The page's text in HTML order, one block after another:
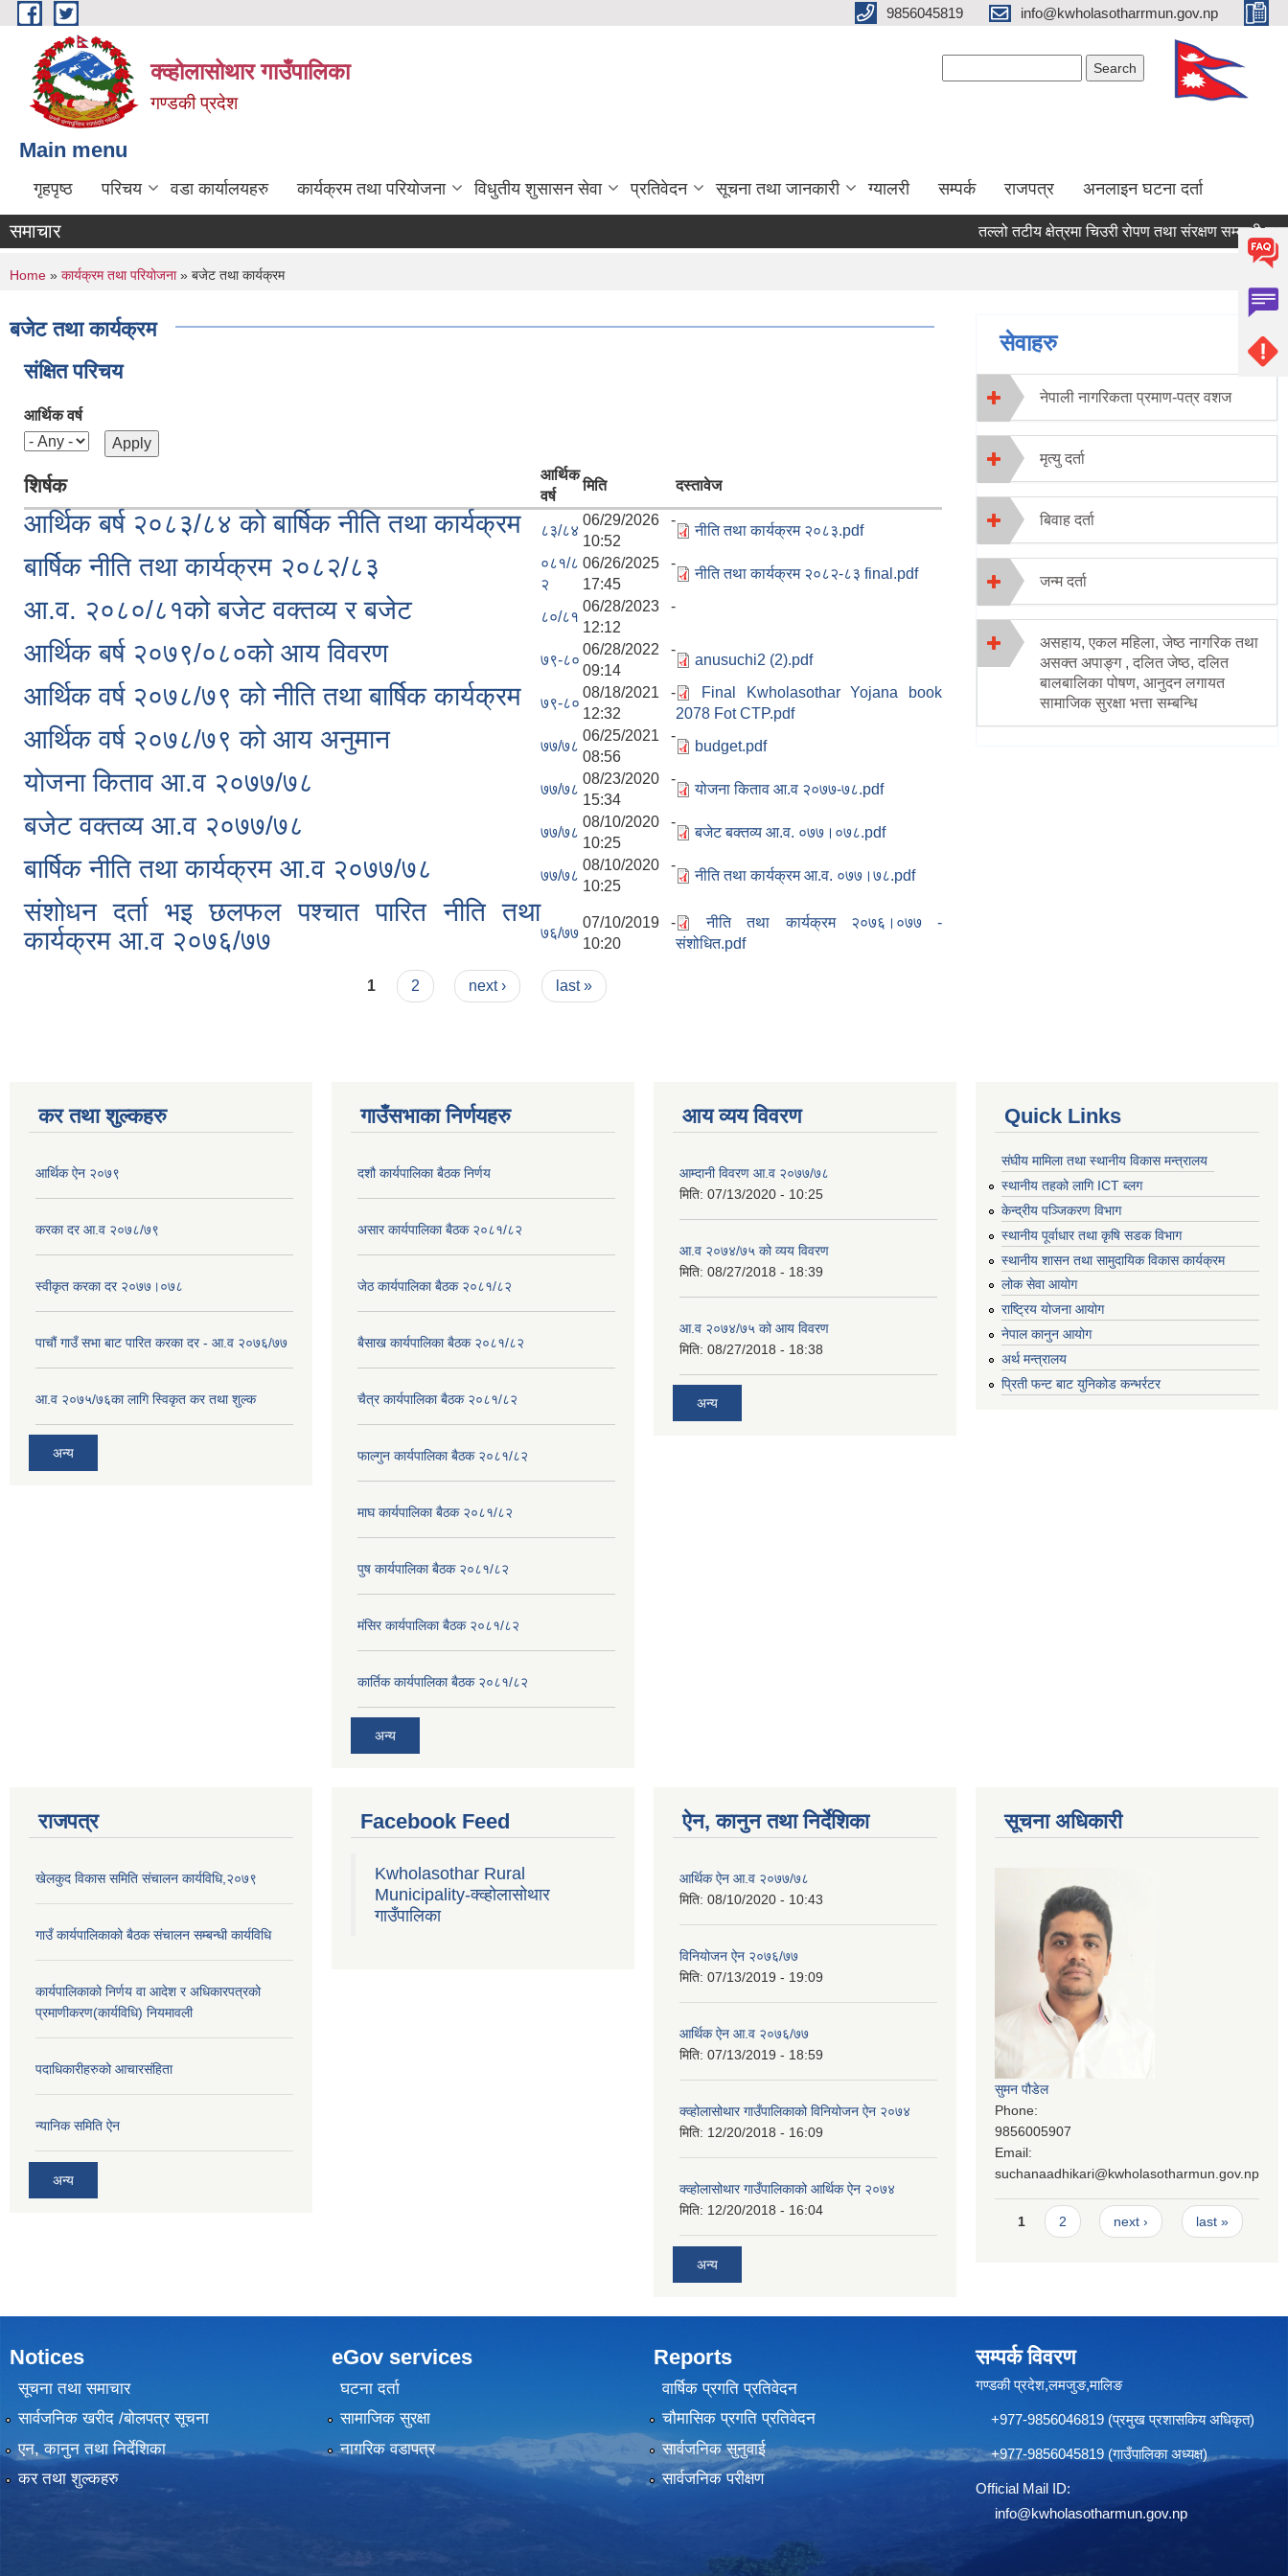
Skip to main content 9856045819 info@kwholasotharrmun.gov.np
क्व्होलासोथार गाउँपालिका
गण्डकी प्रदेश
Main menu
गृहपृष्ठ परिचय वडा कार्यालयहरु कार्यक्रम तथा परियोजना विधुतीय शुसासन सेवा प्रतिवेदन सूचना तथा जानकारी ग्यालरी सम्पर्क राजपत्र अनलाइन घटना दर्ता
समाचार तल्लो तटीय क्षेत्रमा चिउरी रोपण तथा संरक्षण सम्बन्धी सूचना
You are here
Home » कार्यक्रम तथा परियोजना» बजेट तथा कार्यक्रम
बजेट तथा कार्यक्रम
संक्षित परिचय
आर्थिक वर्ष
शिर्षक
आर्थिक
वर्ष
मिति दस्तावेज
आर्थिक बर्ष २०८३/८४ को बार्षिक नीति तथा कार्यक्रम ८३/८४
06/29/2026 -
10:52
नीति तथा कार्यक्रम २०८३.pdf
बार्षिक नीति तथा कार्यक्रम २०८२/८३
०८१/८
२
06/26/2025 -
17:45
नीति तथा कार्यक्रम २०८२-८३ final.pdf
आ.व. २०८०/८१को बजेट वक्तव्य र बजेट ८०/८१
06/28/2023 -
12:12
आर्थिक बर्ष २०७९/०८०को आय विवरण ७९-८०
06/28/2022 -
09:14
anusuchi2 (2).pdf
आर्थिक वर्ष २०७८/७९ को नीति तथा बार्षिक कार्यक्रम ७९-८०
08/18/2021 -
12:32
Final Kwholasothar Yojana book
2078 Fot CTP.pdf
आर्थिक वर्ष २०७८/७९ को आय अनुमान ७७/७८
06/25/2021 -
08:56
budget.pdf
योजना किताव आ.व २०७७/७८ ७७/७८
08/23/2020 -
15:34
योजना किताव आ.व २०७७-७८.pdf
बजेट वक्तव्य आ.व २०७७/७८ ७७/७८
08/10/2020 -
10:25
बजेट बक्तव्य आ.व. ०७७।०७८.pdf
बार्षिक नीति तथा कार्यक्रम आ.व २०७७/७८ ७७/७८
08/10/2020 -
10:25
नीति तथा कार्यक्रम आ.व. ०७७।७८.pdf
संशोधन दर्ता भइ छलफल पश्चात पारित नीति तथा
कार्यक्रम आ.व २०७६/७७
७६/७७
07/10/2019 -
10:20
नीति तथा कार्यक्रम २०७६।०७७ -
संशोधित.pdf
1 2 next › last »
सेवाहरु
नेपाली नागरिकता प्रमाण-पत्र वशज
मृत्यु दर्ता
बिवाह दर्ता
जन्म दर्ता
असहाय, एकल महिला, जेष्ठ नागरिक तथा
असक्त अपाङ्ग , दलित जेष्ठ, दलित
बालबालिका पोषण, आनुदन लगायत
सामाजिक सुरक्षा भत्ता सम्बन्धि
कर तथा शुल्कहरु
आर्थिक ऐन २०७९
करका दर आ.व २०७८/७९
स्वीकृत करका दर २०७७।०७८
पाचौं गाउँ सभा बाट पारित करका दर - आ.व २०७६/७७
आ.व २०७५/७६का लागि स्विकृत कर तथा शुल्क
अन्य
गाउँसभाका निर्णयहरु
दशौ कार्यपालिका बैठक निर्णय
असार कार्यपालिका बैठक २०८१/८२
जेठ कार्यपालिका बैठक २०८१/८२
बैसाख कार्यपालिका बैठक २०८१/८२
चैत्र कार्यपालिका बैठक २०८१/८२
फाल्गुन कार्यपालिका बैठक २०८१/८२
माघ कार्यपालिका बैठक २०८१/८२
पुष कार्यपालिका बैठक २०८१/८२
मंसिर कार्यपालिका बैठक २०८१/८२
कार्तिक कार्यपालिका बैठक २०८१/८२
अन्य
आय व्यय विवरण
आम्दानी विवरण आ.व २०७७/७८
मिति: 07/13/2020 - 10:25
आ.व २०७४/७५ को व्यय विवरण
मिति: 08/27/2018 - 18:39
आ.व २०७४/७५ को आय विवरण
मिति: 08/27/2018 - 18:38
अन्य
Quick Links
संघीय मामिला तथा स्थानीय विकास मन्त्रालय
स्थानीय तहको लागि ICT ब्लग
केन्द्रीय पञ्जिकरण विभाग
स्थानीय पूर्वाधार तथा कृषि सडक विभाग
स्थानीय शासन तथा सामुदायिक विकास कार्यक्रम
लोक सेवा आयोग
राष्ट्रिय योजना आयोग
नेपाल कानुन आयोग
अर्थ मन्त्रालय
प्रिती फन्ट बाट युनिकोड कन्भर्रटर
राजपत्र
खेलकुद विकास समिति संचालन कार्यविधि,२०७९
गाउँ कार्यपालिकाको बैठक संचालन सम्बन्धी कार्यविधि
कार्यपालिकाको निर्णय वा आदेश र अधिकारपत्रको
प्रमाणीकरण(कार्यविधि) नियमावली
पदाधिकारीहरुको आचारसंहिता
न्यानिक समिति ऐन
अन्य
Facebook Feed
Kwholasothar Rural
Municipality-क्व्होलासोथार
गाउँपालिका
ऐन, कानुन तथा निर्देशिका
आर्थिक ऐन आ.व २०७७/७८
मिति: 08/10/2020 - 10:43
विनियोजन ऐन २०७६/७७
मिति: 07/13/2019 - 19:09
आर्थिक ऐन आ.व २०७६/७७
मिति: 07/13/2019 - 18:59
क्व्होलासोथार गाउँपालिकाको विनियोजन ऐन २०७४
मिति: 12/20/2018 - 16:09
क्व्होलासोथार गाउँपालिकाको आर्थिक ऐन २०७४
मिति: 12/20/2018 - 16:04
अन्य
सूचना अधिकारी
सुमन पौडेल
Phone:
9856005907
Email:
suchanaadhikari@kwholasotharmun.gov.np
Pages
1 2 next › last »
Notices
सूचना तथा समाचार
सार्वजनिक खरीद /बोलपत्र सूचना
एन, कानुन तथा निर्देशिका
कर तथा शुल्कहरु
eGov services
घटना दर्ता
सामाजिक सुरक्षा
नागरिक वडापत्र
Reports
वार्षिक प्रगति प्रतिवेदन
चौमासिक प्रगति प्रतिवेदन
सार्वजनिक सुनुवाई
सार्वजनिक परीक्षण
सम्पर्क विवरण
गण्डकी प्रदेश,लमजुङ,मालिङ
+977-9856046819 (प्रमुख प्रशासकिय अधिकृत)
+977-9856045819 (गाउँपालिका अध्यक्ष)
Official Mail ID:
info@kwholasotharmun.gov.np